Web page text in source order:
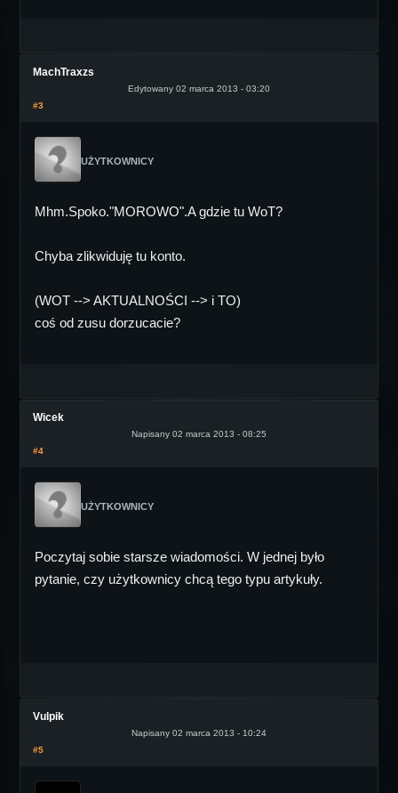
MachTraxzs
Edytowany 02 marca 2013 - 03:20
#3
UŻYTKOWNICY
Mhm.Spoko."MOROWO".A gdzie tu WoT?
Chyba zlikwiduję tu konto.
(WOT --> AKTUALNOŚCI --> i TO)
coś od zusu dorzucacie?
Wicek
Napisany 02 marca 2013 - 08:25
#4
UŻYTKOWNICY
Poczytaj sobie starsze wiadomości. W jednej było
pytanie, czy użytkownicy chcą tego typu artykuły.
Vulpik
Napisany 02 marca 2013 - 10:24
#5